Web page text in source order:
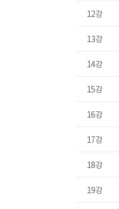
12강
13강
14강
15강
16강
17강
18강
19강